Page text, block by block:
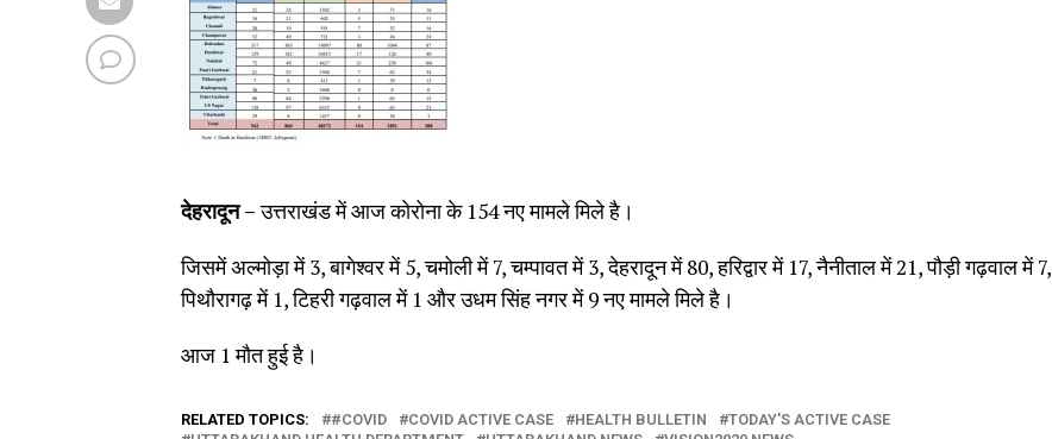
देहरादून –उत्तराखंड में आज कोरोना के 154 नए मामले मिले है।
जिसमें अल्मोड़ा में 3, बागेश्वर में 5, चमोली में 7, चम्पावत में 3, देहरादून में 80, हरिद्वार में 17, नैनीताल में 21, पौड़ी गढ़वाल में 7,
पिथौरागढ़ में 1, टिहरी गढ़वाल में 1 और उधम सिंह नगर में 9 नए मामले मिले है।
आज 1 मौत हुई है।
RELATED TOPICS: #COVID COVID ACTIVE CASE HEALTH BULLETIN
TODAY'S ACTIVE CASE